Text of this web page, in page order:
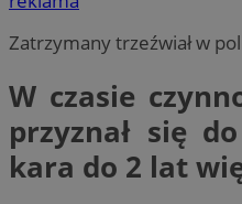
Zatrzymany trzeźwiał w
W czasie
przyznał się
kara do 2 lat